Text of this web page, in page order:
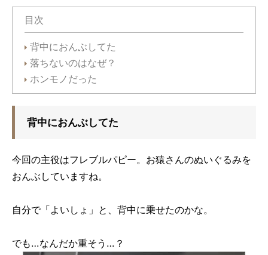
目次
背中におんぶしてた
落ちないのはなぜ？
ホンモノだった
背中におんぶしてた
今回の主役はフレブルパピー。お猿さんのぬいぐるみを
おんぶしていますね。
自分で「よいしょ」と、背中に乗せたのかな。
でも…なんだか重そう…？